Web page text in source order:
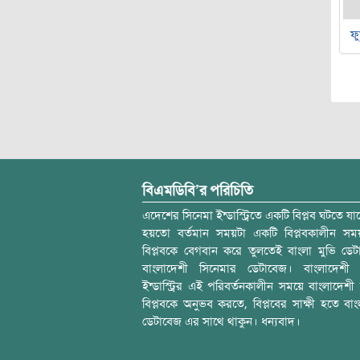
বিএমডিবি’র পরিচিতি
এদেশের সিনেমা ইন্ডাস্ট্রিতে একটি বিপ্লব ঘটতে
হয়তো বর্তমান সময়টা একটি বিপ্লবকালীন
বিপ্লবকে বেগবান করে তুলতেই বাংলা মুভি
বাংলাদেশী সিনেমার ডেটাবেজ। বাংলাদেশী
ইন্ডাস্ট্রির এই পরিবর্তনকালীন সময়ে বাংলাদেশী
বিপ্লবকে অনুভব করতে, বিপ্লবের সাক্ষী হতে
ডেটাবেজ এর সাথে থাকুন। ধন্যবাদ।